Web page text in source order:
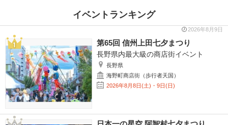
イベントランキング
2026年8月9日
第65回 信州上田七夕まつり
長野県内最大級の商店街イベント
長野県
海野町商店街（歩行者天国）
2026年8月8日(土)・9日(日)